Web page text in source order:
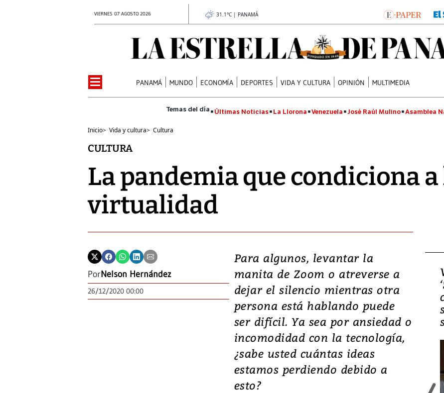
VIERNES 07 AGOSTO 2026 31.1°C | PANAMÁ
PANAMÁ MUNDO ECONOMÍA DEPORTES VIDA Y CULTURA OPINIÓN MULTIMEDIA
Últimas Noticias La Llorona Venezuela José Raúl Mulino Asamblea
Inicio> Vida y cultura> Cultura
CULTURA
La pandemia que condiciona a
virtualidad
PorNelson Hernández
26/12/2020 00:00
Para algunos, levantar la
manita de Zoom o atreverse a
dejar el silencio mientras otra
persona está hablando puede
ser difícil. Ya sea por ansiedad o
incomodidad con la tecnología,
¿sabe usted cuántas ideas
estamos perdiendo debido a
esto?
Video, Japón: Terremoto
deja heridos y graves
daños en Kumamoto